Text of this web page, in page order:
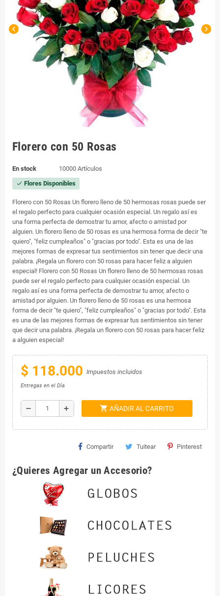
chevron_left chevron_right
Florero con 50 Rosas
En stock 10000 Artículos
check Flores Disponibles
Florero con 50 Rosas Un florero lleno de 50 hermosas rosas puede ser
el regalo perfecto para cualquier ocasión especial. Un regalo así es
una forma perfecta de demostrar tu amor, afecto o amistad por
alguien. Un florero lleno de 50 rosas es una hermosa forma de decir "te
quiero", "feliz cumpleaños" o "gracias por todo". Esta es una de las
mejores formas de expresar tus sentimientos sin tener que decir una
palabra. ¡Regala un florero con 50 rosas para hacer feliz a alguien
especial! Florero con 50 Rosas Un florero lleno de 50 hermosas rosas
puede ser el regalo perfecto para cualquier ocasión especial. Un
regalo así es una forma perfecta de demostrar tu amor, afecto o
amistad por alguien. Un florero lleno de 50 rosas es una hermosa
forma de decir "te quiero", "feliz cumpleaños" o "gracias por todo". Esta
es una de las mejores formas de expresar tus sentimientos sin tener
que decir una palabra. ¡Regala un florero con 50 rosas para hacer feliz
a alguien especial!
$ 118.000 Impuestos incluidos
Entregas en el Día
remove add shopping_cart AÑADIR AL CARRITO
Compartir Tuitear Pinterest
¿Quieres Agregar un Accesorio?